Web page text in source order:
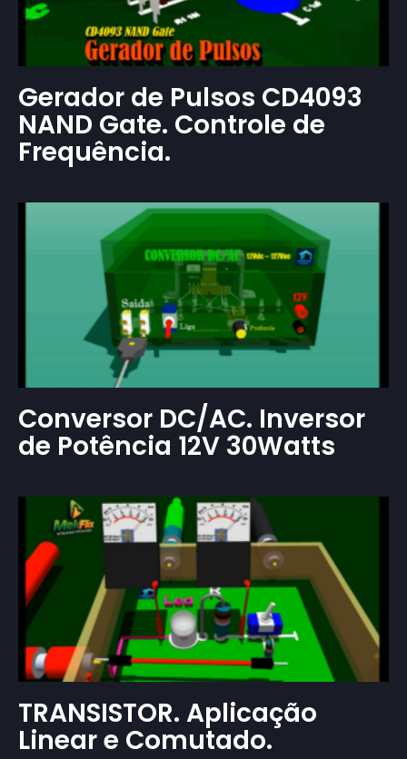
Gerador de Pulsos CD4093
NAND Gate. Controle de
Frequência.
Conversor DC/AC. Inversor
de Potência 12V 30Watts
TRANSISTOR. Aplicação
Linear e Comutado.